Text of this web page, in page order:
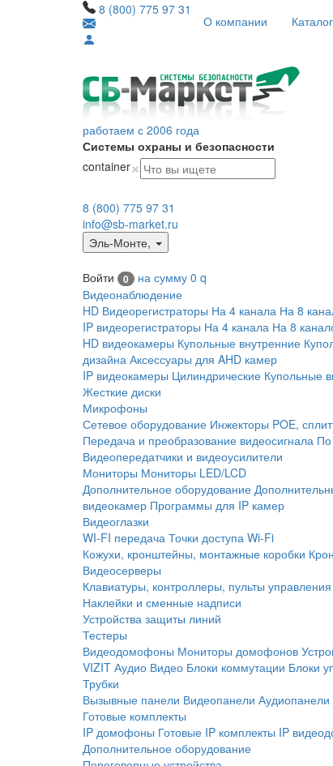
8 (800) 775 97 31
О компании
работаем с 2006 года
Системы охраны и безопасности
container×
8 (800) 775 97 31
info@sb-market.ru
Эль-Монте,
Войти 0 на сумму 0 q
Видеонаблюдение
HD Видеорегистраторы На 4 канала На 8
IP видеорегистраторы На 4 канала На 8
HD видеокамеры Купольные внутренние
дизайна Аксессуары для AHD камер
IP видеокамеры Цилиндрические Купольные
Жесткие диски
Микрофоны
Сетевое оборудование Инжекторы POE,
Передача и преобразование видеосигнала
Видеопередатчики и видеоусилители
Мониторы Мониторы LED/LCD
Дополнительное оборудование
видеокамер Программы для IP камер
Видеоглазки
WI-FI передача Точки доступа Wi-Fi
Кожухи, кронштейны, монтажные коробки
Видеосерверы
Клавиатуры, контроллеры, пульты управления
Наклейки и сменные надписи
Устройства защиты линий
Тестеры
Видеодомофоны Мониторы домофонов
VIZIT Аудио Видео Блоки коммутации Блоки
Трубки
Вызывные панели Видеопанели Аудиопанели
Готовые комплекты
IP домофоны Готовые IP комплекты IP
Дополнительное оборудование